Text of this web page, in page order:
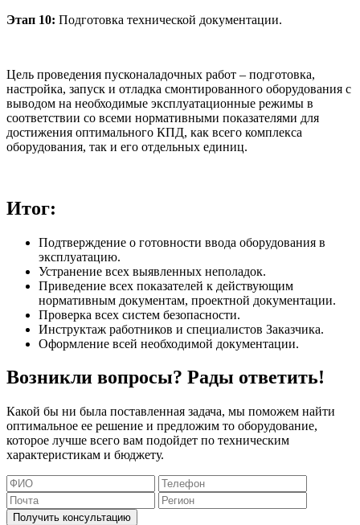
Этап 10: Подготовка технической документации.
Цель проведения пусконаладочных работ – подготовка,
настройка, запуск и отладка смонтированного оборудования с
выводом на необходимые эксплуатационные режимы в
соответствии со всеми нормативными показателями для
достижения оптимального КПД, как всего комплекса
оборудования, так и его отдельных единиц.
Итог:
Подтверждение о готовности ввода оборудования в
эксплуатацию.
Устранение всех выявленных неполадок.
Приведение всех показателей к действующим
нормативным документам, проектной документации.
Проверка всех систем безопасности.
Инструктаж работников и специалистов Заказчика.
Оформление всей необходимой документации.
Возникли вопросы? Рады ответить!
Какой бы ни была поставленная задача, мы поможем найти
оптимальное ее решение и предложим то оборудование,
которое лучше всего вам подойдет по техническим
характеристикам и бюджету.
Получить консультацию